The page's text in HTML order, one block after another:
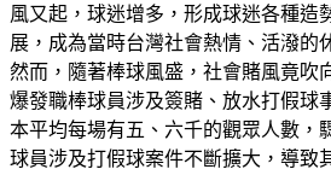
風又起，球迷增多，形成球迷各種造
展，成為當時台灣社會熱情、活潑的
然而，隨著棒球風盛，社會賭風竟吹
爆發職棒球員涉及簽賭、放水打假球
本平均每場有五、六千的觀眾人數，
球員涉及打假球案件不斷擴大，導致